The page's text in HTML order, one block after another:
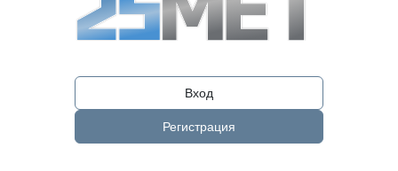
Вход
Регистрация